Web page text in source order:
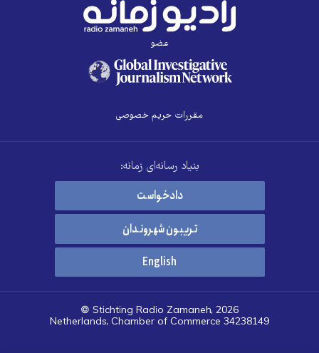
عضو
مقررات حریم خصوصی
بنیاد رسانه‌ای زمانه:
دادخواست
تریبون شهروندان
English
© Stichting Radio Zamaneh, 2026
Netherlands, Chamber of Commerce 34238149